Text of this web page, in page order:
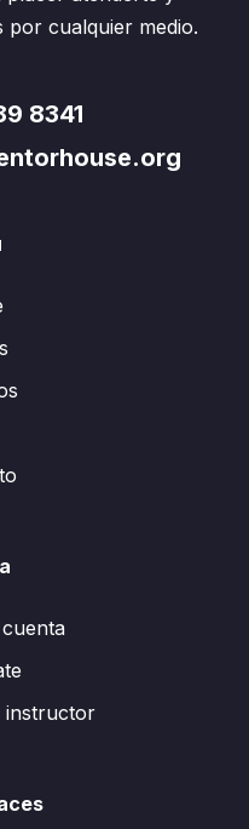
por cualquier medio.
8341
instructor